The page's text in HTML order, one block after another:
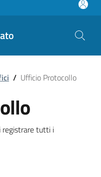
/ Ufficio Protocollo
registrare tutti i